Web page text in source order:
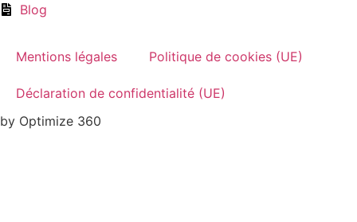
Blog
Mentions légales Politique de cookies (UE)
Déclaration de confidentialité (UE)
by Optimize 360